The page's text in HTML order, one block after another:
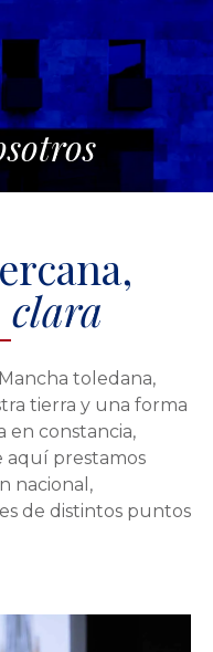
clara
toledana,
tierra y una forma
en constancia,
aquí prestamos
nacional,
de distintos puntos